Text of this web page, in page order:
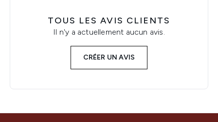
TOUS LES AVIS CLIENTS
Il n'y a actuellement aucun avis.
CRÉER UN AVIS